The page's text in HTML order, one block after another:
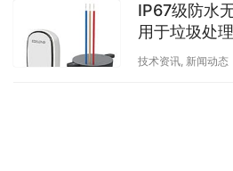
IP67级防水
用于垃圾处
技术资讯, 新闻动态